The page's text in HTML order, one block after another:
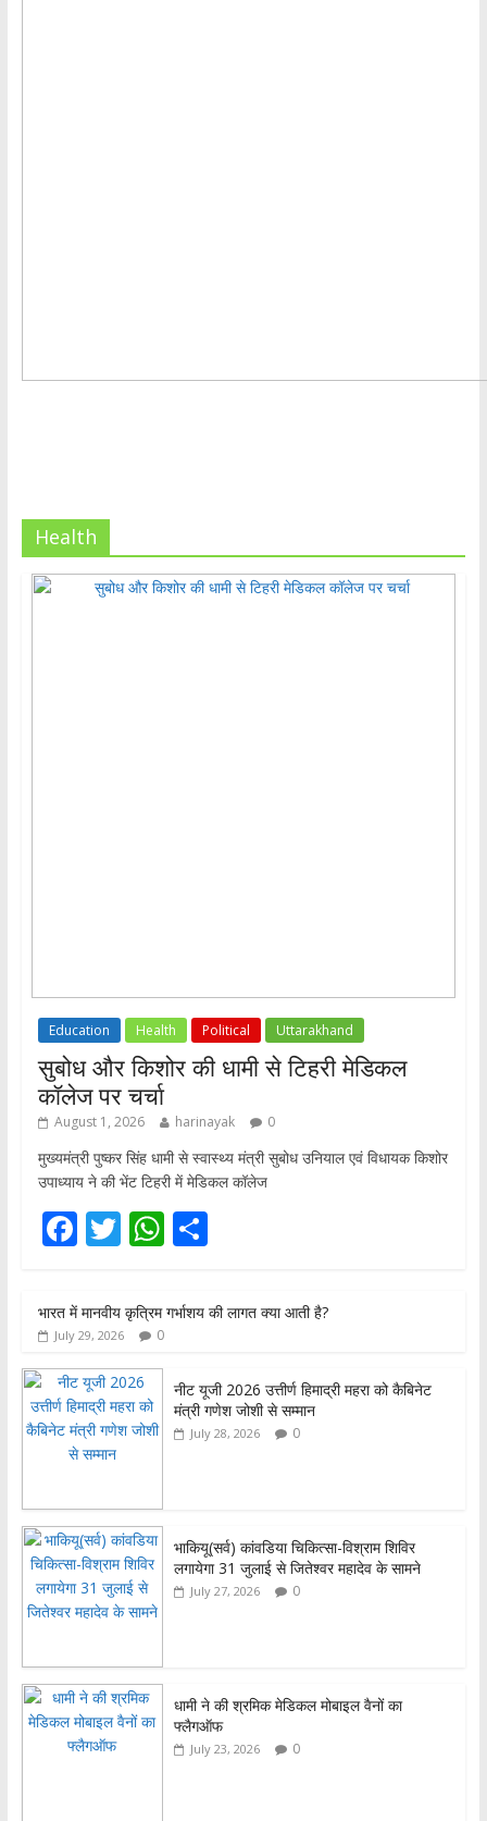
Health
Education Health Political Uttarakhand
सुबोध और किशोर की धामी से टिहरी मेडिकल
कॉलेज पर चर्चा
August 1, 2026 harinayak 0
मुख्यमंत्री पुष्कर सिंह धामी से स्वास्थ्य मंत्री सुबोध उनियाल एवं विधायक किशोर
उपाध्याय ने की भेंट टिहरी में मेडिकल कॉलेज
F
e
b
o
o
k
T
itt
er
W
at
s
p
p
S
ar
e
भारत में मानवीय कृत्रिम गर्भाशय की लागत क्या आती है?
July 29, 2026 0
नीट यूजी 2026 उत्तीर्ण हिमाद्री महरा को कैबिनेट
मंत्री गणेश जोशी से सम्मान
July 28, 2026 0
भाकियू(सर्व) कांवडिया चिकित्सा-विश्राम शिविर
लगायेगा 31 जुलाई से जितेश्वर महादेव के सामने
July 27, 2026 0
धामी ने की श्रमिक मेडिकल मोबाइल वैनों का
फ्लैगऑफ
July 23, 2026 0